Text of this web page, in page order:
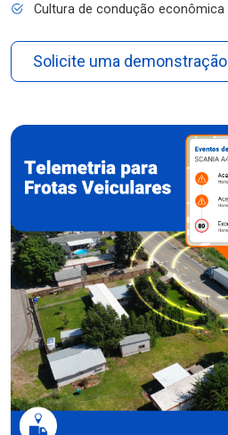
Cultura de condução econômica
Solicite uma demonstração